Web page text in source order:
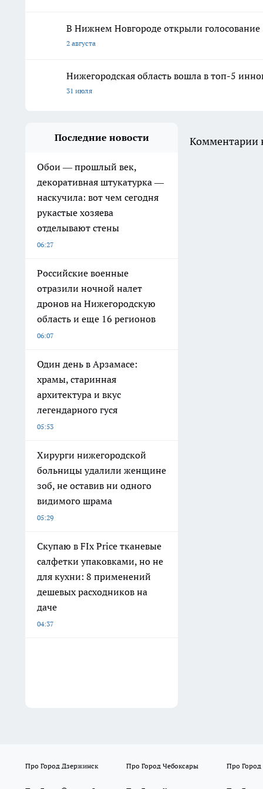
В Нижнем Новгороде открыли
2 августа
Нижегородская область вошла в топ-5
31 июля
Последние новости
Обои — прошлый век,
декоративная штукатурка —
наскучила: вот чем сегодня
рукастые хозяева
отделывают стены
06:27
Российские военные
отразили ночной налет
дронов на Нижегородскую
область и еще 16 регионов
06:07
Один день в Арзамасе:
храмы, старинная
архитектура и вкус
легендарного гуся
05:53
Хирурги нижегородской
больницы удалили женщине
зоб, не оставив ни одного
видимого шрама
05:29
Скупаю в FIx Price тканевые
салфетки упаковками, но не
для кухни: 8 применений
дешевых расходников на
даче
04:37
Комментарии
Про Город Дзержинск Про Город Чебоксары Про Город